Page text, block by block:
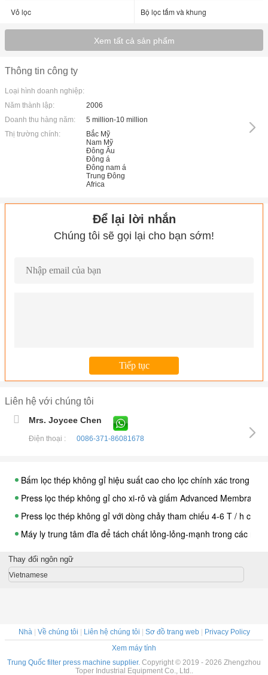
Vỏ lọc Bộ lọc tấm và khung
Xem tất cả sản phẩm
Thông tin công ty
Loại hình doanh nghiệp:
Năm thành lập:
2006
Doanh thu hàng năm:
5 million-10 million
Thị trường chính:
Bắc Mỹ
Nam Mỹ
Đông Âu
Đông á
Đông nam á
Trung Đông
Africa
Để lại lời nhắn
Chúng tôi sẽ gọi lại cho bạn sớm!
Liên hệ với chúng tôi
Mrs. Joycee Chen
Điện thoại : 0086-371-86081678
Bấm lọc thép không gỉ hiệu suất cao cho lọc chính xác trong
Press lọc thép không gỉ cho xi-rô và giấm Advanced Membrane
Press lọc thép không gỉ với dòng chảy tham chiếu 4-6 T / h cho
Máy ly trung tâm đĩa để tách chất lỏng-lỏng-mạnh trong các
Bấm lọc thép không gỉ để tách chất lỏng rắn trong các ngành
0.6Mpa Press bộ lọc xả tự động cho hóa chất / y học / công
Press lọc thép không gỉ cho tách dầu nước trong ngành công
Thay đổi ngôn ngữ
Vietnamese
Nhà | Về chúng tôi | Liên hệ chúng tôi | Sơ đồ trang web| Privacy Policy
Xem máy tính
Trung Quốc filter press machine supplier. Copyright © 2019 - 2026 Zhengzhou
Toper Industrial Equipment Co., Ltd..